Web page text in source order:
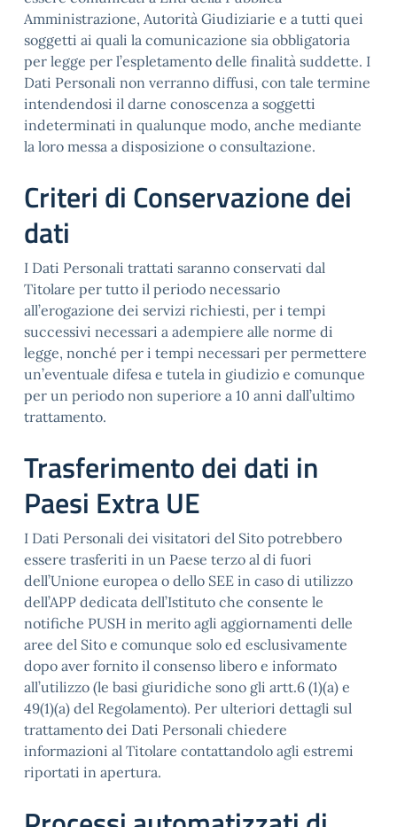
Amministrazione, Autorità Giudiziarie e a tutti quei
soggetti ai quali la comunicazione sia obbligatoria
per legge per l’espletamento delle finalità suddette. I
Dati Personali non verranno diffusi, con tale termine
intendendosi il darne conoscenza a soggetti
indeterminati in qualunque modo, anche mediante
la loro messa a disposizione o consultazione.
Criteri di Conservazione dei
dati
I Dati Personali trattati saranno conservati dal
Titolare per tutto il periodo necessario
all’erogazione dei servizi richiesti, per i tempi
successivi necessari a adempiere alle norme di
legge, nonché per i tempi necessari per permettere
un’eventuale difesa e tutela in giudizio e comunque
per un periodo non superiore a 10 anni dall’ultimo
trattamento.
Trasferimento dei dati in
Paesi Extra UE
I Dati Personali dei visitatori del Sito potrebbero
essere trasferiti in un Paese terzo al di fuori
dell’Unione europea o dello SEE in caso di utilizzo
dell’APP dedicata dell’Istituto che consente le
notifiche PUSH in merito agli aggiornamenti delle
aree del Sito e comunque solo ed esclusivamente
dopo aver fornito il consenso libero e informato
all’utilizzo (le basi giuridiche sono gli artt.6 (1)(a) e
49(1)(a) del Regolamento). Per ulteriori dettagli sul
trattamento dei Dati Personali chiedere
informazioni al Titolare contattandolo agli estremi
riportati in apertura.